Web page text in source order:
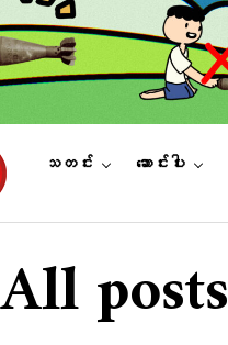
သတင်း ဆောင်းပါး
All